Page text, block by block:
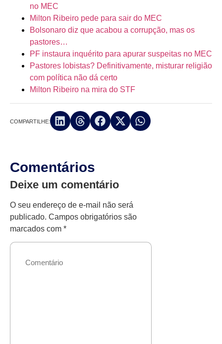
no MEC
Milton Ribeiro pede para sair do MEC
Bolsonaro diz que acabou a corrupção, mas os
pastores…
PF instaura inquérito para apurar suspeitas no MEC
Pastores lobistas? Definitivamente, misturar religião
com política não dá certo
Milton Ribeiro na mira do STF
COMPARTILHE:
Comentários
Deixe um comentário
O seu endereço de e-mail não será
publicado. Campos obrigatórios são
marcados com *